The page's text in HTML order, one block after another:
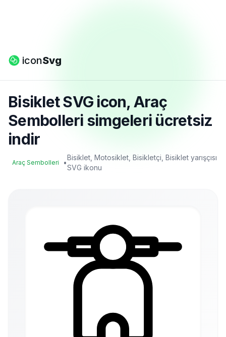
iconSvg
Bisiklet SVG icon, Araç
Sembolleri simgeleri ücretsiz
indir
Araç Sembolleri •
Bisiklet, Motosiklet, Bisikletçi, Bisiklet yarışçısı
SVG ikonu